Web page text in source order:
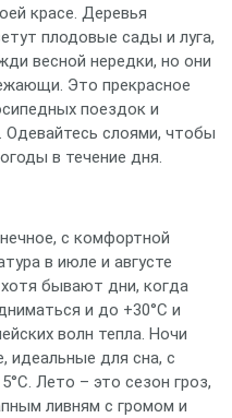
красе. Деревья
плодовые сады и луга,
весной нередки, но они
Это прекрасное
поездок и
слоями, чтобы
в течение дня.
с комфортной
в июле и августе
хотя бывают дни, когда
и до +30°C и
волн тепла. Ночи
идеальные для сна, с
Лето – это сезон гроз,
ливням с громом и